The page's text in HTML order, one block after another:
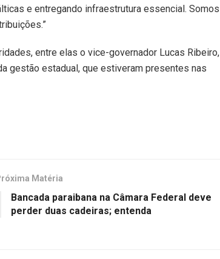
e entregando infraestrutura essencial. Somos
entre elas o vice-governador Lucas Ribeiro,
gestão estadual, que estiveram presentes nas
Matéria
Bancada paraibana na Câmara Federal deve
perder duas cadeiras; entenda